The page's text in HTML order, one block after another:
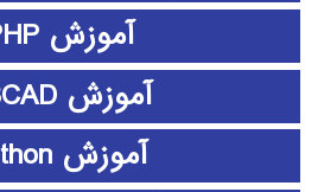
آموزش PHP
آموزش PSCAD
آموزش python